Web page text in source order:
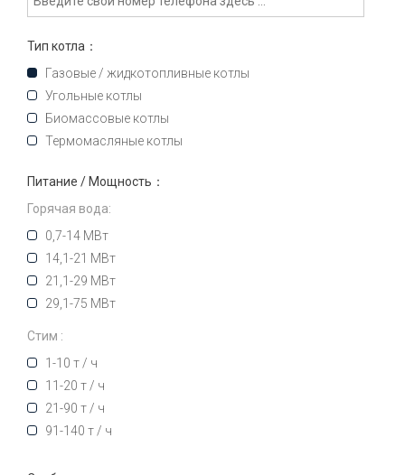
Тип котла：
Газовые / жидкотопливные котлы
Угольные котлы
Биомассовые котлы
Термомасляные котлы
Питание / Мощность：
Горячая вода:
0,7-14 МВт
14,1-21 МВт
21,1-29 МВт
29,1-75 МВт
Стим :
1-10 т / ч
11-20 т / ч
21-90 т / ч
91-140 т / ч